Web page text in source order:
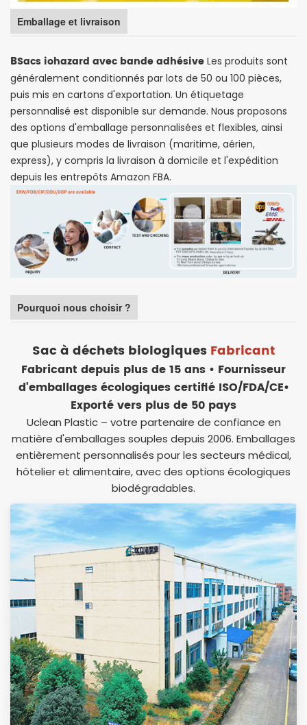
Emballage et livraison
BSacs iohazard avec bande adhésive Les produits sont
généralement conditionnés par lots de 50 ou 100 pièces,
puis mis en cartons d'exportation. Un étiquetage
personnalisé est disponible sur demande. Nous proposons
des options d'emballage personnalisées et flexibles, ainsi
que plusieurs modes de livraison (maritime, aérien,
express), y compris la livraison à domicile et l'expédition
depuis les entrepôts Amazon FBA.
Pourquoi nous choisir ?
Sac à déchets biologiques Fabricant
Fabricant depuis plus de 15 ans • Fournisseur
d'emballages écologiques certifié ISO/FDA/CE•
Exporté vers plus de 50 pays
Uclean Plastic – votre partenaire de confiance en
matière d'emballages souples depuis 2006. Emballages
entièrement personnalisés pour les secteurs médical,
hôtelier et alimentaire, avec des options écologiques
biodégradables.